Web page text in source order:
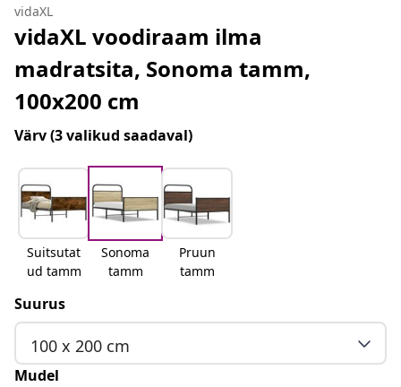
vidaXL
vidaXL voodiraam ilma
madratsita, Sonoma tamm,
100x200 cm
Värv(3 valikud saadaval)
Suitsutat
ud tamm
Sonoma
tamm
Pruun
tamm
Suurus
100 x 200 cm
Mudel